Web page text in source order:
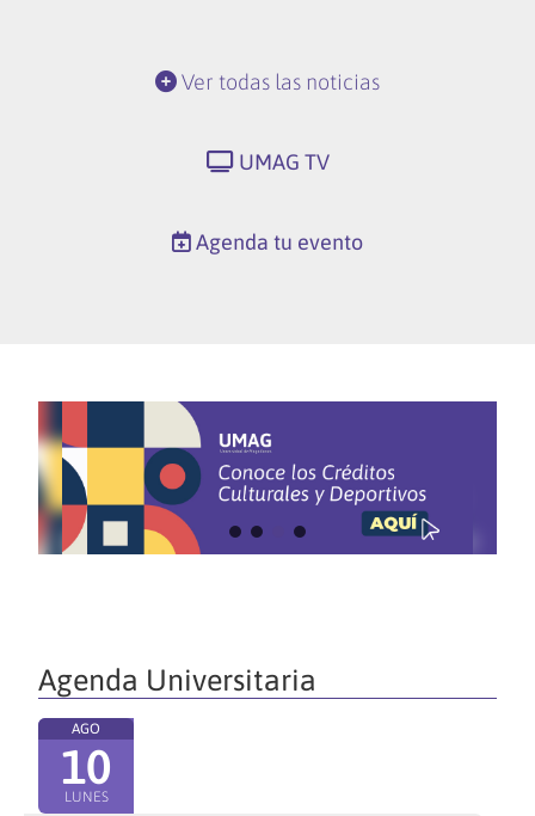
Ver todas las noticias
UMAG TV
Agenda tu evento
Agenda Universitaria
AGO
10
LUNES